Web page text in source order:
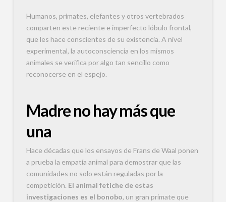
Humanos, primates, elefantes y otros vertebrados
comparten este reciente e imperfecto lóbulo frontal,
que les hace conscientes de su existencia. A nivel
experimental, la autoconsciencia en los mismos
animales se verifica por algo tan sencillo como
reconocerse en el espejo.
Madre no hay más que
una
Hace décadas que los ensayos de Frans de Waal ponen
a prueba la empatía animal para demostrar que las
comunidades no solo están reguladas por la
competición. El animal fetiche de estas
investigaciones es el bonobo, un gran primate que